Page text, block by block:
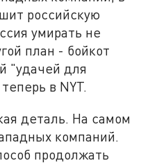
российскую
умирать не
план - бойкот
"удачей для
в NYT.
деталь. На самом
компаний.
продолжать